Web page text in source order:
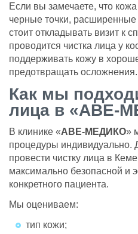
Если вы замечаете, что
черные точки,
стоит откладывать визит к
проводится чистка лица у
поддерживать кожу в
предотвращать осложнения.
Как мы
лица в «АВЕ-
В клинике «АВЕ-МЕДИКО»
процедуры индивидуально.
провести чистку лица в
максимально безопасной и
конкретного пациента.
Мы оцениваем:
тип кожи;